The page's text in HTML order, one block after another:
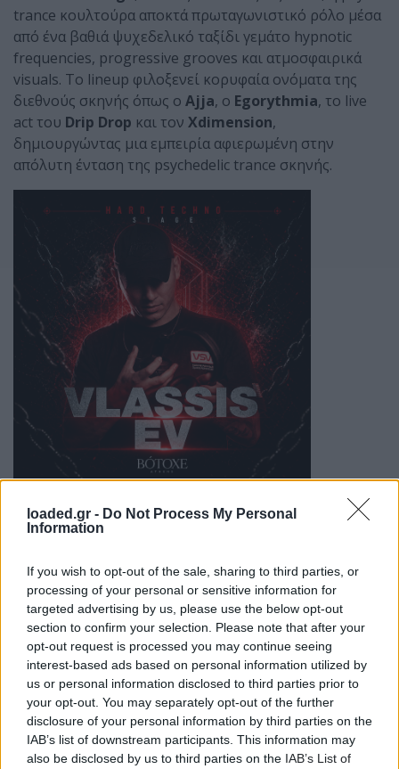
loaded.gr - Do Not Process My Personal
Information
If you wish to opt-out of the sale, sharing to third parties, or
processing of your personal or sensitive information for
targeted advertising by us, please use the below opt-out
section to confirm your selection. Please note that after your
opt-out request is processed you may continue seeing
interest-based ads based on personal information utilized by
us or personal information disclosed to third parties prior to
your opt-out. You may separately opt-out of the further
disclosure of your personal information by third parties on the
IAB’s list of downstream participants. This information may
also be disclosed by us to third parties on the IAB’s List of
trance κουλτούρα αποκτά πρωταγωνιστικό ρόλο μέσα
από ένα βαθιά ψυχεδελικό ταξίδι γεμάτο hypnotic
frequencies, progressive grooves και ατμοσφαιρικά
visuals. Το lineup φιλοξενεί κορυφαία ονόματα της
διεθνούς σκηνής όπως ο Ajja, ο Egorythmia, το live
act του Drip Drop και τον Xdimension,
δημιουργώντας μια εμπειρία αφιερωμένη στην
απόλυτη ένταση της psychedelic trance σκηνής.
Την ίδια στιγμή, στοOutdoor Stageαπό τις 22:00έως
τις07:30, η techno πλευρά του ANAGENESIS ανεβάζει
και ασταμάτητα BPMs κάτω από τον ανοιχτό ουρανό.
Η εκρηκτική Fatima Hajji, ο ανερχόμενοςCLTX
Christian Cambas , το δυναμικό b2b set
τωνDeherianκαιSCTR, καθώς και οιEzaraκαι
EVσυνθέτουν ένα lineup σχεδιασμένο για τους
αφοσιωμένους λάτρεις του hard techno και της rave
κουλτούρας.